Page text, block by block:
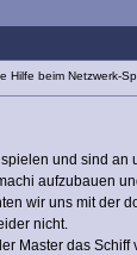
Hilfe beim Netzwerk-
und sind an
aufzubauen
wir uns mit der
nicht.
Master das